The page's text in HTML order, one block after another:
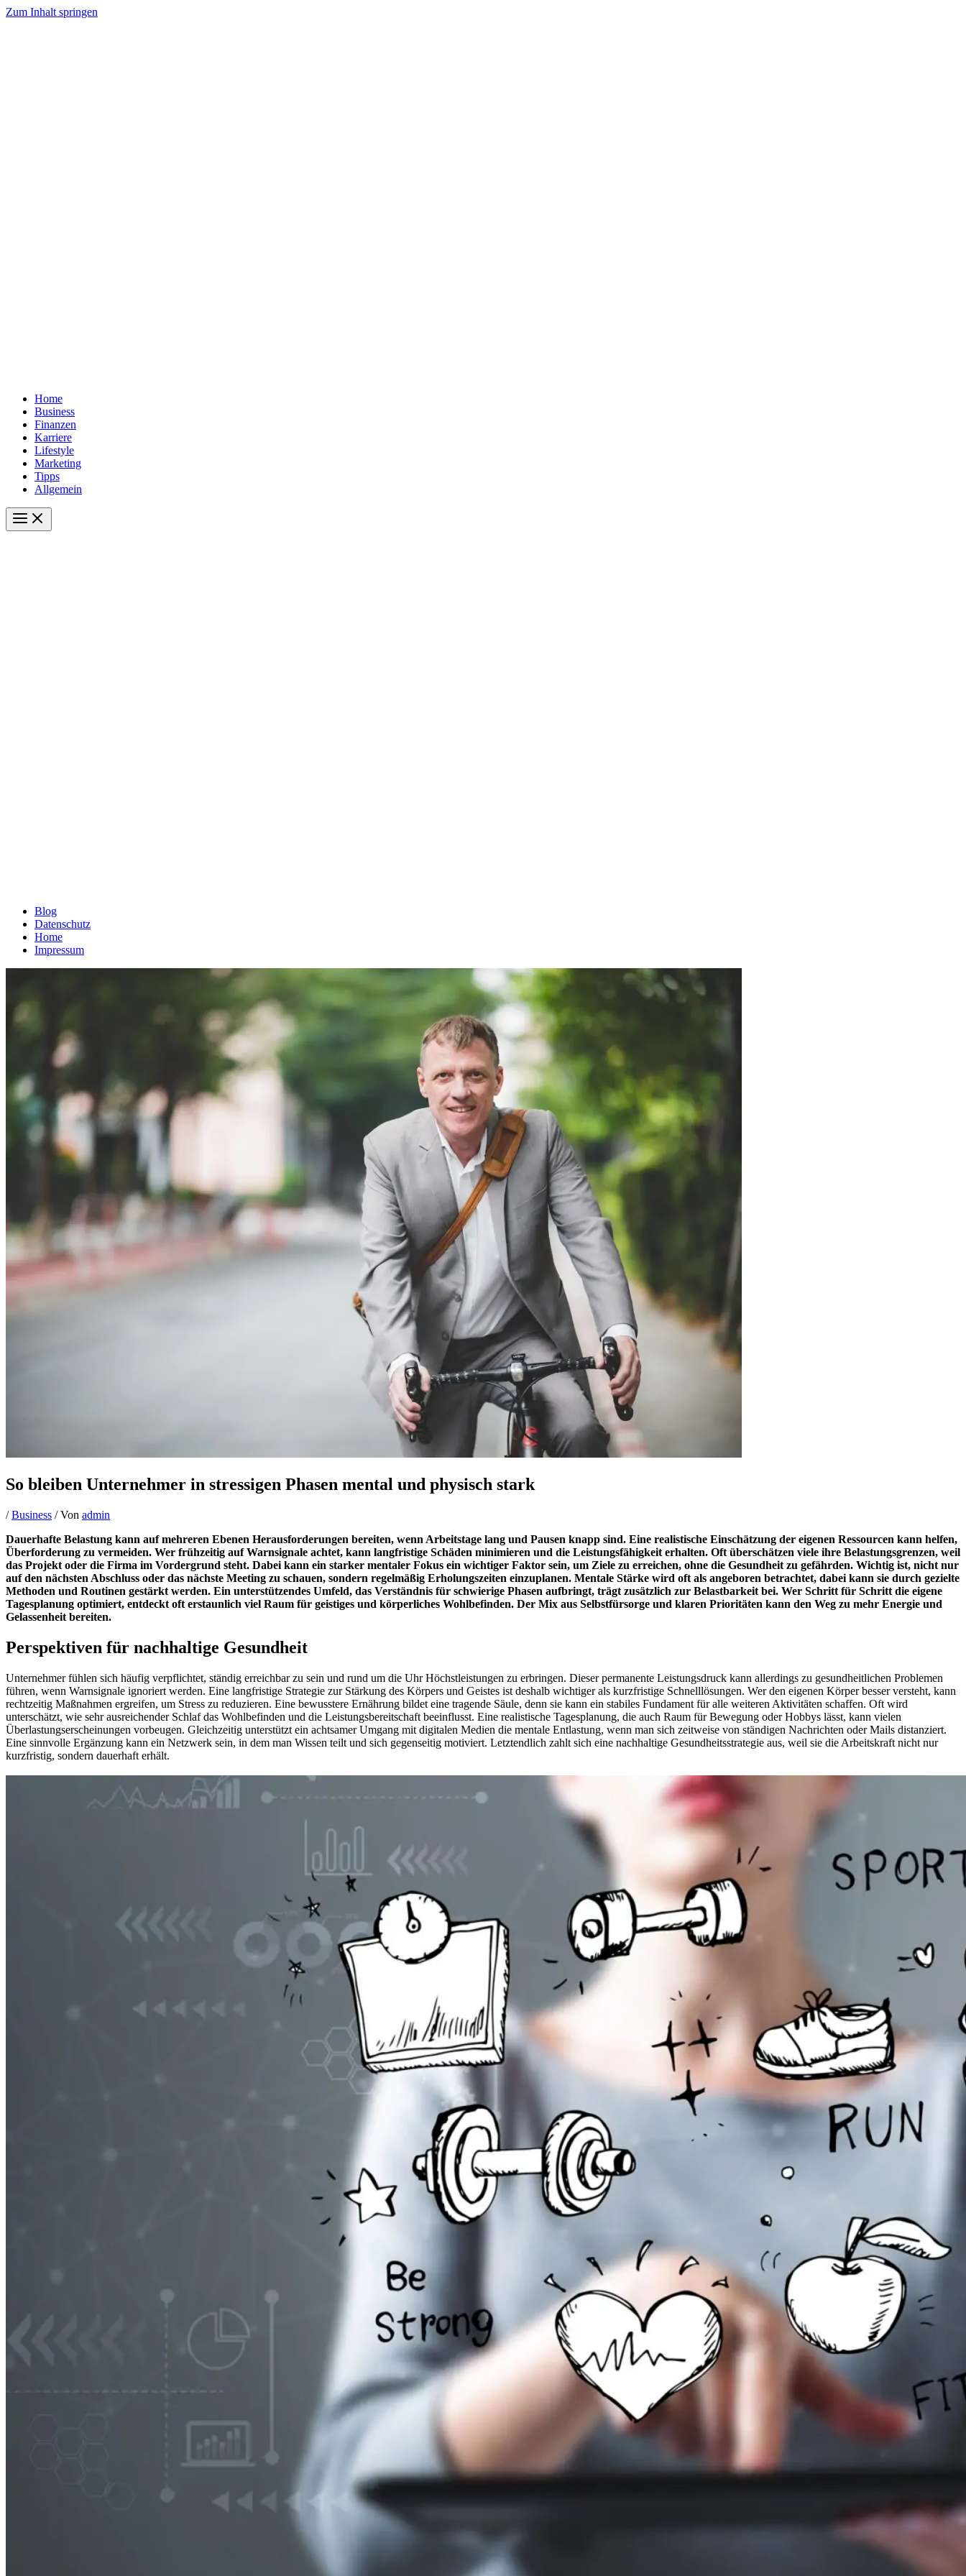
Zum Inhalt springen
Home
Business
Finanzen
Karriere
Lifestyle
Marketing
Tipps
Allgemein
Blog
Datenschutz
Home
Impressum
So bleiben Unternehmer in stressigen Phasen mental und physisch stark
/Business / Von admin
Dauerhafte Belastung kann auf mehreren Ebenen Herausforderungen bereiten, wenn Arbeitstage lang und Pausen knapp sind. Eine realistische Einschätzung der eigenen Ressourcen kann helfen,
Überforderung zu vermeiden. Wer frühzeitig auf Warnsignale achtet, kann langfristige Schäden minimieren und die Leistungsfähigkeit erhalten. Oft überschätzen viele ihre Belastungsgrenzen, weil
das Projekt oder die Firma im Vordergrund steht. Dabei kann ein starker mentaler Fokus ein wichtiger Faktor sein, um Ziele zu erreichen, ohne die Gesundheit zu gefährden. Wichtig ist, nicht nur
auf den nächsten Abschluss oder das nächste Meeting zu schauen, sondern regelmäßig Erholungszeiten einzuplanen. Mentale Stärke wird oft als angeboren betrachtet, dabei kann sie durch gezielte
Methoden und Routinen gestärkt werden. Ein unterstützendes Umfeld, das Verständnis für schwierige Phasen aufbringt, trägt zusätzlich zur Belastbarkeit bei. Wer Schritt für Schritt die eigene
Tagesplanung optimiert, entdeckt oft erstaunlich viel Raum für geistiges und körperliches Wohlbefinden. Der Mix aus Selbstfürsorge und klaren Prioritäten kann den Weg zu mehr Energie und
Gelassenheit bereiten.
Perspektiven für nachhaltige Gesundheit
Unternehmer fühlen sich häufig verpflichtet, ständig erreichbar zu sein und rund um die Uhr Höchstleistungen zu erbringen. Dieser permanente Leistungsdruck kann allerdings zu gesundheitlichen Problemen
führen, wenn Warnsignale ignoriert werden. Eine langfristige Strategie zur Stärkung des Körpers und Geistes ist deshalb wichtiger als kurzfristige Schnelllösungen. Wer den eigenen Körper besser versteht, kann
rechtzeitig Maßnahmen ergreifen, um Stress zu reduzieren. Eine bewusstere Ernährung bildet eine tragende Säule, denn sie kann ein stabiles Fundament für alle weiteren Aktivitäten schaffen. Oft wird
unterschätzt, wie sehr ausreichender Schlaf das Wohlbefinden und die Leistungsbereitschaft beeinflusst. Eine realistische Tagesplanung, die auch Raum für Bewegung oder Hobbys lässt, kann vielen
Überlastungserscheinungen vorbeugen. Gleichzeitig unterstützt ein achtsamer Umgang mit digitalen Medien die mentale Entlastung, wenn man sich zeitweise von ständigen Nachrichten oder Mails distanziert.
Eine sinnvolle Ergänzung kann ein Netzwerk sein, in dem man Wissen teilt und sich gegenseitig motiviert. Letztendlich zahlt sich eine nachhaltige Gesundheitsstrategie aus, weil sie die Arbeitskraft nicht nur
kurzfristig, sondern dauerhaft erhält.